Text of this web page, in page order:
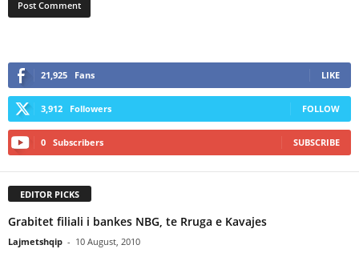
21,925 Fans LIKE
3,912 Followers FOLLOW
0 Subscribers SUBSCRIBE
EDITOR PICKS
Grabitet filiali i bankes NBG, te Rruga e Kavajes
Lajmetshqip - 10 August, 2010